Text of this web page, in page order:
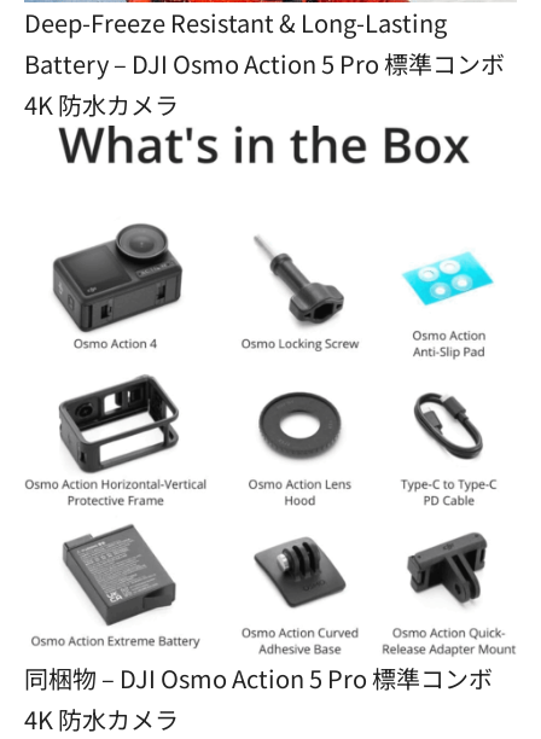
Deep-Freeze Resistant & Long-Lasting
Battery – DJI Osmo Action 5 Pro 標準コンボ
4K 防水カメラ
同梱物 – DJI Osmo Action 5 Pro 標準コンボ
4K 防水カメラ